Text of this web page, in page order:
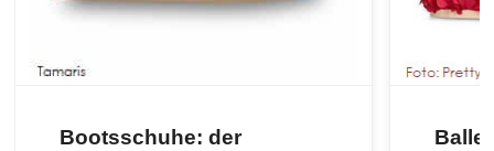
Bootsschuhe: der